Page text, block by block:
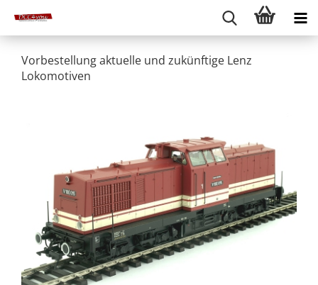
Vorbestellung aktuelle und zukünftige Lenz
Lokomotiven